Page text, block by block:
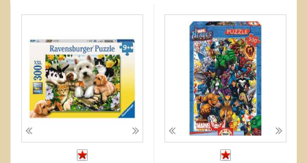
Zestawy
Edukacyjne
Karuzelki
Maty do zabawy
Do rozkręcania
Bąki
Pojazdy
Klocki
Mebelki
Inne
do siatkówki
do koszykówki
Drobny sprzęt sportowy
NIEUSTALONE
Nowości
Wyprzedaż
Promocje
Zakupy hurtowe